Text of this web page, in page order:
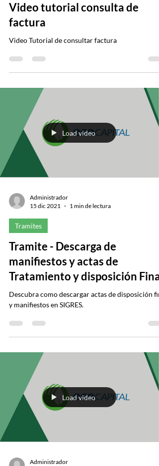
Video tutorial consulta de
factura
Video Tutorial de consultar factura
Load video
Administrador
15 dic 2021
1 min de lectura
Tramites
Tramite - Descarga de
manifiestos y actas de
Tratamiento y disposición Final
Descubra como descargar actas de disposición
y manifiestos en SIGRES.
Load video
Administrador